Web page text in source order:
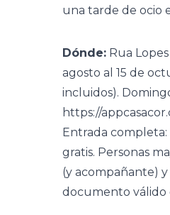
una tarde de ocio
Dónde: Rua
agosto al 15 de
incluidos).
https://
Entrada completa:
gratis. Personas
(y acompañante)
documento válido